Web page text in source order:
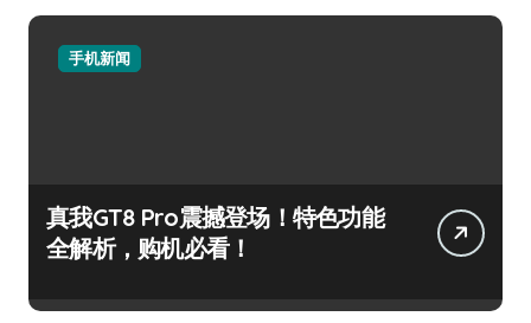
手机新闻
真我GT8 Pro震撼登场！特色功能
全解析，购机必看！